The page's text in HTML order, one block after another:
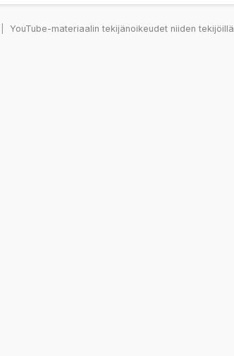
YouTube-materiaalin tekijänoikeudet niiden tekijöillä